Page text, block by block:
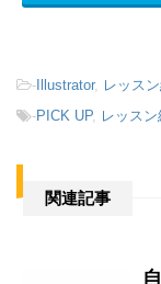
- Illustrator, レッス
-PICK UP, レッスン
関連記事